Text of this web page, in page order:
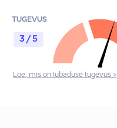
TUGEVUS
3 / 5
Loe, mis on lubaduse tugevus >